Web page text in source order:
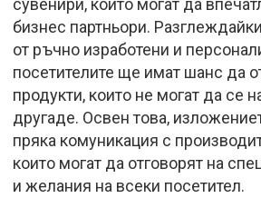
бизнес партньори.
от ръчно изработени и
посетителите ще имат шанс да
продукти, които не могат да се
другаде. Освен това,
пряка комуникация с
които могат да отговорят на
и желания на всеки посетител.